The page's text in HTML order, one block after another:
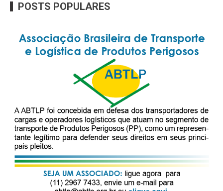
POSTS POPULARES